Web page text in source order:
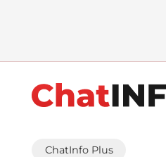
ChatInfo Plus